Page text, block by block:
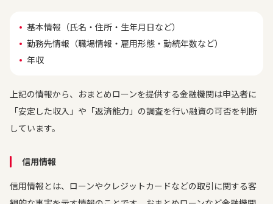
基本情報（氏名・住所・生年月日など）
勤務先情報（職場情報・雇用形態・勤続年数など）
年収
上記の情報から、おまとめローンを提供する金融機関は申込者に
「安定した収入」や「返済能力」の調査を行い融資の可否を判断
しています。
信用情報
信用情報とは、ローンやクレジットカードなどの取引に関する客